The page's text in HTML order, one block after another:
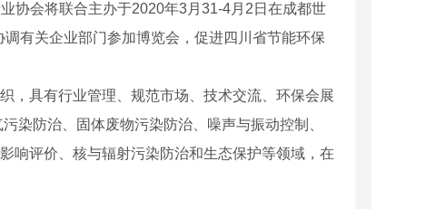
会将联合主办于2020年3月31-4月2日在成都世
有关企业部门参加博览会，促进四川省节能环保
具有行业管理、规范市场、技术交流、环保会展
染防治、固体废物污染防治、噪声与振动控制、
响评价、核与辐射污染防治和生态保护等领域，在